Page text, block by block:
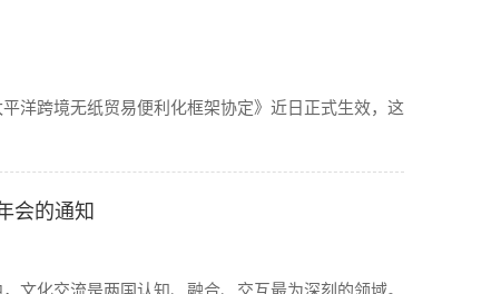
洋跨境无纸贸易便利化框架协定》近日正式生效，这
会的通知
文化交流是两国认知、融合、交互最为深刻的领域。